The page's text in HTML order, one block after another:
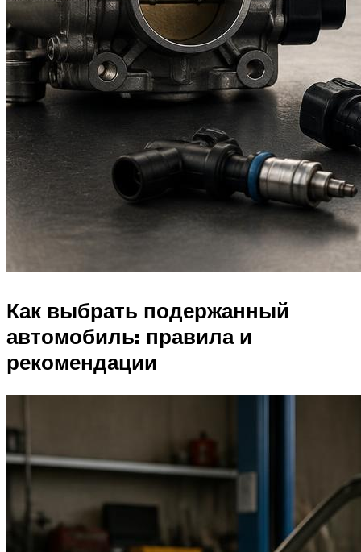
Как выбрать подержанный
автомобиль: правила и
рекомендации